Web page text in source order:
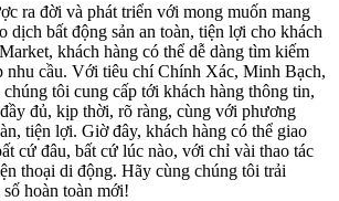
ra đời và phát triển với mong muốn mang
dịch bất động sản an toàn, tiện lợi cho khách
khách hàng có thể dễ dàng tìm kiếm
nhu cầu. Với tiêu chí Chính Xác, Minh Bạch,
tôi cung cấp tới khách hàng thông tin,
đủ, kịp thời, rõ ràng, cùng với phương
tiện lợi. Giờ đây, khách hàng có thể giao
cứ đâu, bất cứ lúc nào, với chỉ vài thao tác
thoại di động. Hãy cùng chúng tôi trải
hoàn toàn mới!